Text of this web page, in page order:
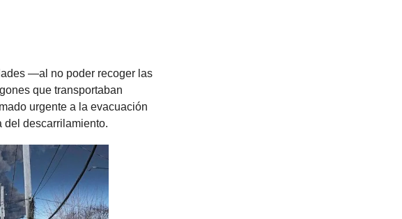
—al no poder recoger las
que transportaban
urgente a la evacuación
del descarrilamiento.